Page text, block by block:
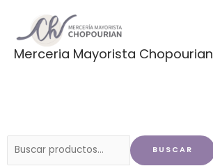
contenido
Merceria Mayorista Chopourian
Buscar
BUSCAR